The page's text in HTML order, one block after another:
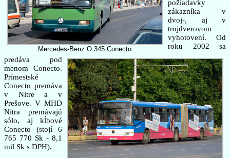
Mercedes-Benz O 345 Conecto
požiadavky
zákazníka v
dvoj-, aj v
trojdverovom
vyhotovení. Od
roku 2002 sa
predáva pod
menom Conecto.
Prímestské
Conecto premáva
v Nitre a v
Prešove. V MHD
Nitra premávajú
sólo, aj kĺbové
Conecto (stojí 6
765 770 Sk - 8,1
mil Sk s DPH).